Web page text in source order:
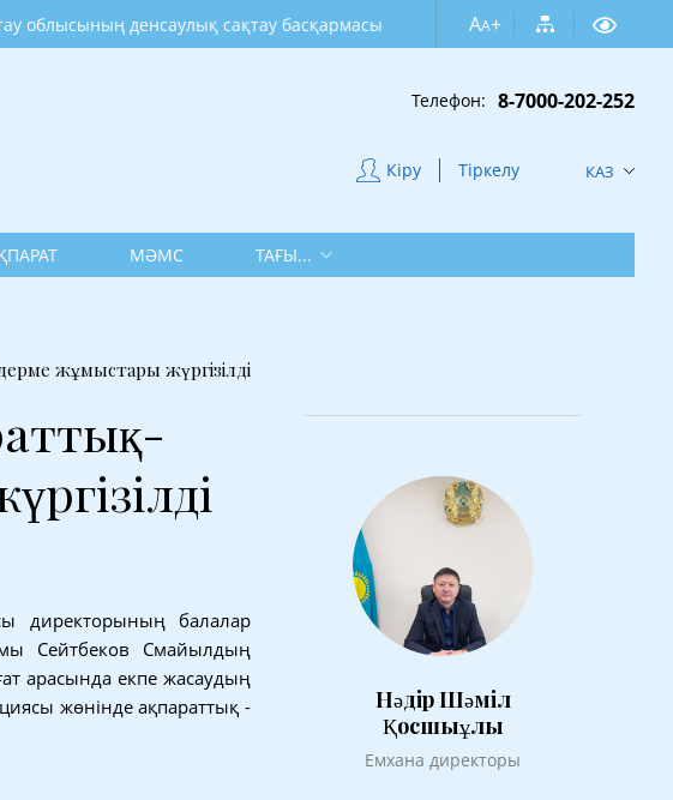
денсаулық сақтау басқармасы AA+
Телефон: 8-7000-202-252
Кіру Тіркелу КАЗ
МӘМС ТАҒЫ...
жұмыстары жүргізілді
директорының балалар
Сейтбеков Смайылдың
арасында екпе жасаудың
жөнінде ақпараттық -
Нәдір Шәміл
Қосшыұлы
Емхана директоры